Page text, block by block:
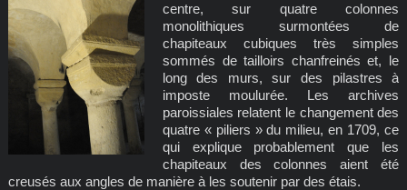
centre, sur quatre colonnes
monolithiques surmontées de
chapiteaux cubiques très simples
sommés de tailloirs chanfreinés et, le
long des murs, sur des pilastres à
imposte moulurée. Les archives
paroissiales relatent le changement des
quatre « piliers » du milieu, en 1709, ce
qui explique probablement que les
chapiteaux des colonnes aient été
creusés aux angles de manière à les soutenir par des étais.